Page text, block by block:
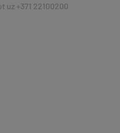
uz +371 22100200